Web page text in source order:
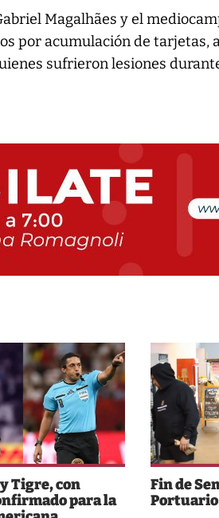
Magalhães y el
por acumulación de tarjetas,
sufrieron lesiones
Tigre, con
para la
Fin de
Portuario